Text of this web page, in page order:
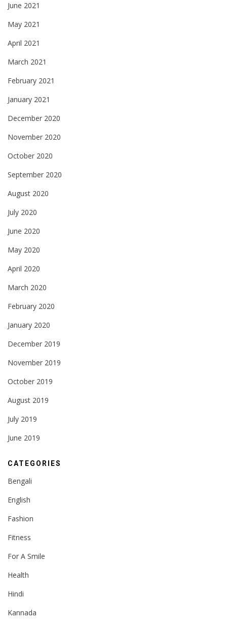
June 2021
May 2021
April 2021
March 2021
February 2021
January 2021
December 2020
November 2020
October 2020
September 2020
August 2020
July 2020
June 2020
May 2020
April 2020
March 2020
February 2020
January 2020
December 2019
November 2019
October 2019
August 2019
July 2019
June 2019
CATEGORIES
Bengali
English
Fashion
Fitness
For A Smile
Health
Hindi
Kannada